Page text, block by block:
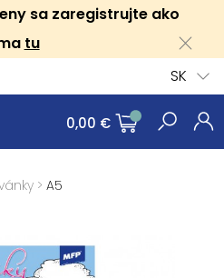
sa zaregistrujte ako
tu
SK
0,00 €
> A5